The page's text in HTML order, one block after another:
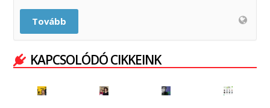
Tovább
KAPCSOLÓDÓ CIKKEINK